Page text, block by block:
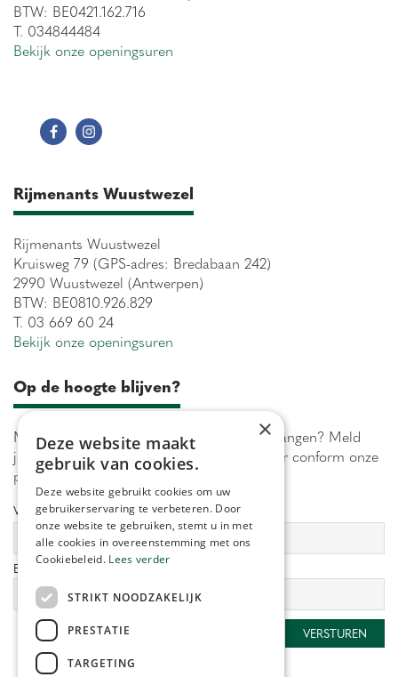
BTW: BE0421.162.716
T. 034844484
Bekijk onze openingsuren
Rijmenants Wuustwezel
Rijmenants Wuustwezel
Kruisweg 79 (GPS-adres: Bredabaan 242)
2990 Wuustwezel (Antwerpen)
BTW: BE0810.926.829
T. 03 669 60 24
Bekijk onze openingsuren
Op de hoogte blijven?
Maximaal 1 keer per week onze acties ontvangen? Meld
je aan! Wij verwerken jouw gegevens secuur conform onze
privacy policy.
Voornaam: Achternaam:
E-mailadres:
×
Deze website maakt
gebruik van cookies.
Deze website gebruikt cookies om uw
gebruikerservaring te verbeteren. Door
onze website te gebruiken, stemt u in met
alle cookies in overeenstemming met ons
Cookiebeleid. Lees verder
STRIKT NOODZAKELIJK
PRESTATIE
TARGETING